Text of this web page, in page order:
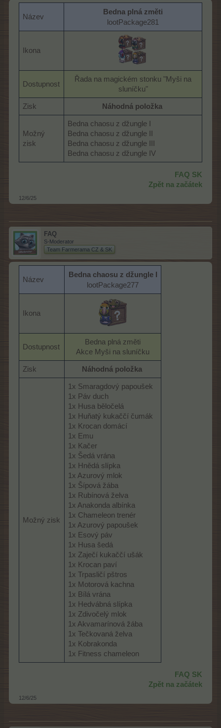
Název
Bedna plná změti
lootPackage281
Ikona
Dostupnost
Řada na magickém stonku "Myši na
sluníčku"​
Zisk Náhodná položka
Možný
zisk
Bedna chaosu z džungle I
Bedna chaosu z džungle II
Bedna chaosu z džungle III
Bedna chaosu z džungle IV
FAQ SK
Zpět na začátek
12/6/25
FAQ
S-Moderator
Team Farmerama CZ & SK
Název
Bedna chaosu z džungle I
lootPackage277
Ikona
Dostupnost
Bedna plná změti
Akce Myši na sluníčku​
Zisk Náhodná položka
Možný zisk
1x Smaragdový papoušek
1x Páv duch
1x Husa běločelá
1x Huňatý kukaččí čumák
1x Krocan domácí
1x Emu
1x Kačer
1x Šedá vrána
1x Hnědá slípka
1x Azurový mlok
1x Šípová žába
1x Rubínová želva
1x Anakonda albínka
1x Chameleon trenér
1x Azurový papoušek
1x Esový páv
1x Husa šedá
1x Zaječí kukaččí ušák
1x Krocan paví
1x Trpasličí pštros
1x Motorová kachna
1x Bílá vrána
1x Hedvábná slípka
1x Zdivočelý mlok
1x Akvamarínová žába
1x Tečkovaná želva
1x Kobrakonda
1x Fitness chameleon
FAQ SK
Zpět na začátek
12/6/25